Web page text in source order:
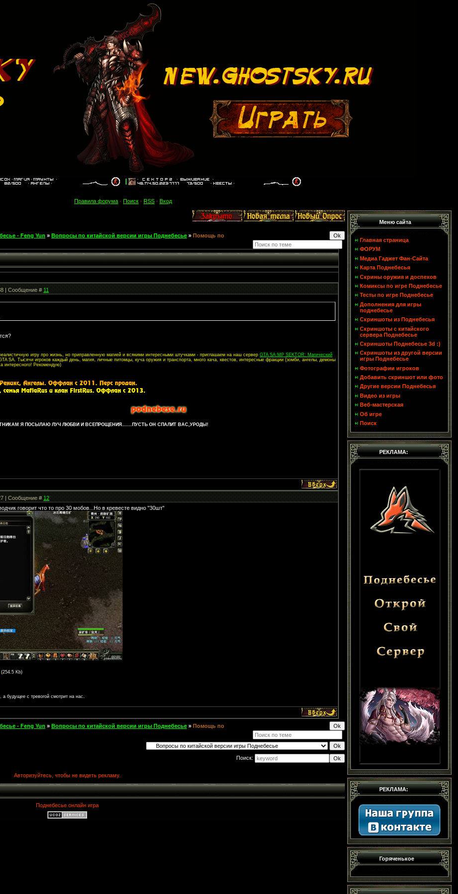
Правила форума · Поиск · RSS · Вход
- Feng Yun » Вопросы по китайской версии игры Поднебесье » Помощь по
| Сообщение #11
игру про жизнь, но приправленную магией и всякими интересными штучками - приглашаем на наш серверGTA SA:MP SEKTOR: Магический
SA. Тысячи игроков каждый день, магия, личные питомцы, куча оружия и транспорта, много кача, квестов, интересные фракции (зомби, ангелы, демоны
интересного! Рекомендую)
Я ПОСЫЛАЮ ЛУЧ ЛЮБВИ И ВСЕПРОЩЕНИЯ.......ПУСТЬ ОН СПАЛИТ ВАС,УРОДЫ!
| Сообщение #12
говорит что то про 30 мобов...Но в кревесте видно "30шт"
(254.5 Kb)
будущее с тревогой смотрит на нас.
- Feng Yun » Вопросы по китайской версии игры Поднебесье » Помощь по
Поиск:
Авторизуйтесь, чтобы не видеть рекламу.
Поднебесье онлайн игра
Меню сайта
Главная страница
ФОРУМ
Медиа Гаджет Фан-Сайта
Карта Поднебесья
Скрины оружия и доспехов
Комиксы по игре Поднебесье
Тесты по игре Поднебесье
Дополнения для игры
поднебесье
Скриншоты из Поднебесья
Скриншоты с китайского
сервера Поднебесье
Скриншоты Поднебесье 3d :)
Скриншоты из другой версии
игры Поднебесье
Фотографии игроков
Добавить скриншот или фото
Другие версии Поднебесья
Видео из игры
Веб-мастерская
Об игре
Поиск
РЕКЛАМА:
РЕКЛАМА:
Горяченькое